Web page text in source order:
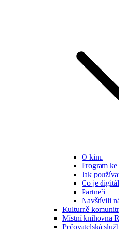
O kinu
Program ke
Jak
Co je
Partneři
Navštívili
Kulturně
Místní knihovna
Pečovatelská